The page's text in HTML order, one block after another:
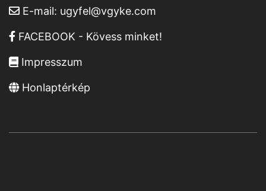
E-mail: ugyfel@vgyke.com
FACEBOOK - Kövess minket!
Impresszum
Honlaptérkép